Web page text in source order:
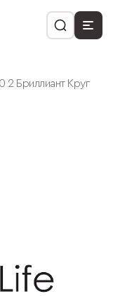
2 Бриллиант Круг